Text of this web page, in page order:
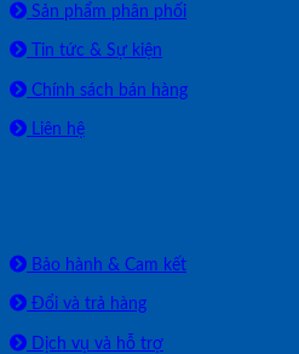
Sản phẩm phân phối
Tin tức & Sự kiện
Chính sách bán hàng
Liên hệ
Bảo hành & Cam kết
Đổi và trả hàng
Dịch vụ và hỗ trợ